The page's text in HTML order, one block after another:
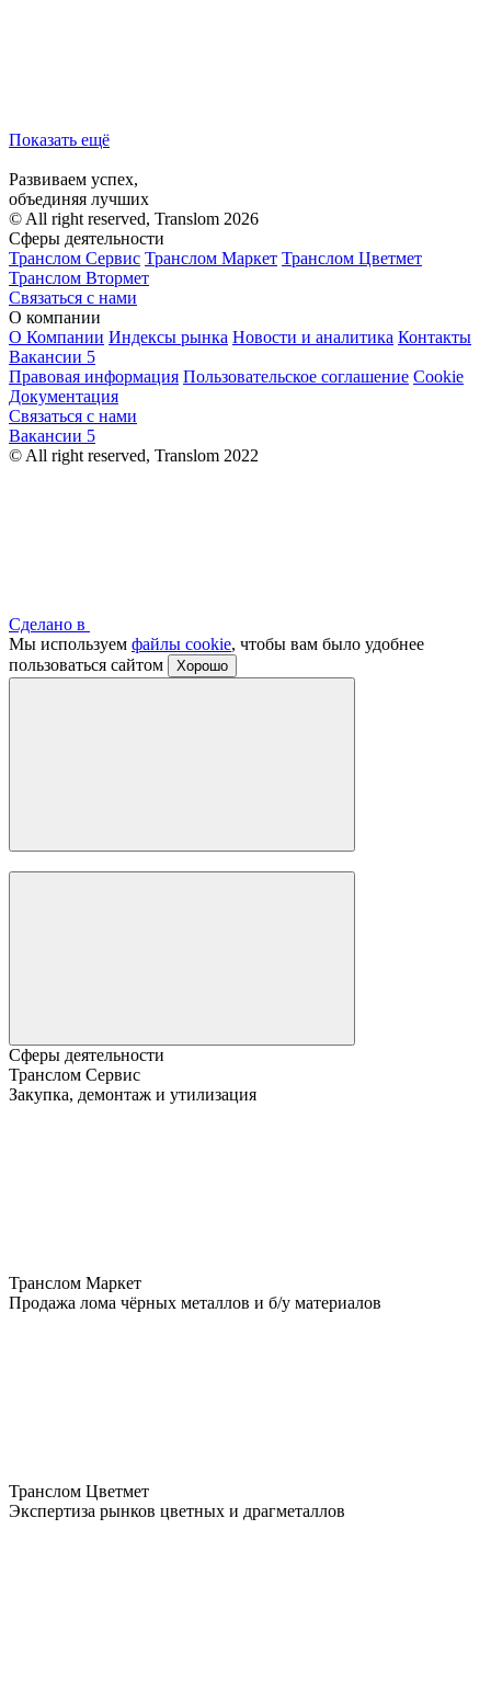
Показать ещё
Развиваем успех,
объединяя лучших
© All right reserved, Translom 2026
Сферы деятельности
Транслом Сервис Транслом Маркет Транслом Цветмет
Транслом Втормет
Связаться с нами
О компании
О Компании Индексы рынка Новости и аналитика Контакты
Вакансии 5
Правовая информация Пользовательское соглашение Cookie
Документация
Связаться с нами
Вакансии 5
© All right reserved, Translom 2022
Сделано в
Мы используем файлы cookie, чтобы вам было удобнее
пользоваться сайтом
Хорошо
Сферы деятельности
Транслом Сервис
Закупка, демонтаж и утилизация
Транслом Маркет
Продажа лома чёрных металлов и б/у материалов
Транслом Цветмет
Экспертиза рынков цветных и драгметаллов